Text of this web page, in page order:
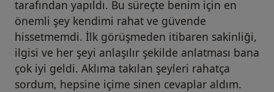
tarafından yapıldı. Bu süreçte benim için en
önemli şey kendimi rahat ve güvende
hissetmemdi. İlk görüşmeden itibaren sakinliği,
ilgisi ve her şeyi anlaşılır şekilde anlatması bana
çok iyi geldi. Aklıma takılan şeyleri rahatça
sordum, hepsine içime sinen cevaplar aldım.